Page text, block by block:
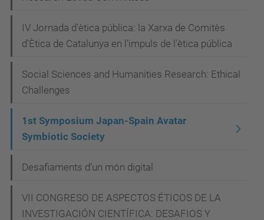
Symposium
Japan-
Avatar
Symbiotic
Society
2023-
11-
03T00:00:00+01:00
2023-
11-
03T23:59:59+01:00
IV Jornada d'ètica pública: la Xarxa de Comitès
d'Ètica de Catalunya en l'impuls de l'ètica pública
Social Sciences and Humanities Research: Ethical
Challenges
1st Symposium Japan-Spain Avatar
Symbiotic Society
Desafiaments d’un món digital
VII CONGRESO DE ASPECTOS ÉTICOS DE LA
INVESTIGACIÓN CIENTÍFICA: DESAFIOS Y